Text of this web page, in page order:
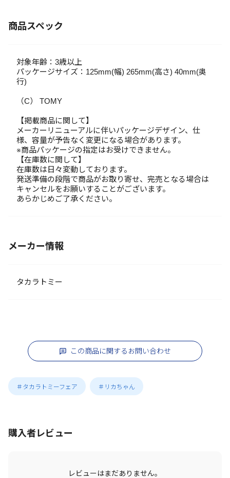
商品スペック
対象年齢：3歳以上
パッケージサイズ：125mm(幅) 265mm(高さ) 40mm(奥
行)
（C） TOMY
【掲載商品に関して】
メーカーリニューアルに伴いパッケージデザイン、仕
様、容量が予告なく変更になる場合があります。
※商品パッケージの指定はお受けできません。
【在庫数に関して】
在庫数は日々変動しております。
発送準備の段階で商品がお取り寄せ、完売となる場合は
キャンセルをお願いすることがございます。
あらかじめご了承ください。
メーカー情報
タカラトミー
この商品に関するお問い合わせ
＃タカラトミーフェア ＃リカちゃん
購入者レビュー
レビューはまだありません。